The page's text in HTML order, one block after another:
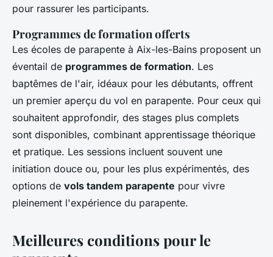
pour rassurer les participants.
Programmes de formation offerts
Les écoles de parapente à Aix-les-Bains proposent un
éventail de programmes de formation. Les
baptêmes de l'air, idéaux pour les débutants, offrent
un premier aperçu du vol en parapente. Pour ceux qui
souhaitent approfondir, des stages plus complets
sont disponibles, combinant apprentissage théorique
et pratique. Les sessions incluent souvent une
initiation douce ou, pour les plus expérimentés, des
options de vols tandem parapente pour vivre
pleinement l'expérience du parapente.
Meilleures conditions pour le